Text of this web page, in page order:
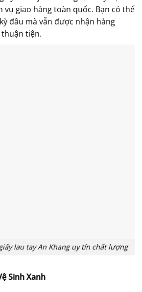
vụ giao hàng toàn quốc. Bạn có thể
đâu mà vẫn được nhận hàng
tiện.
lau tay An Khang uy tín chất lượng
Sinh Xanh